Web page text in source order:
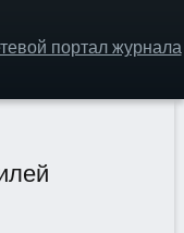
портал журнала